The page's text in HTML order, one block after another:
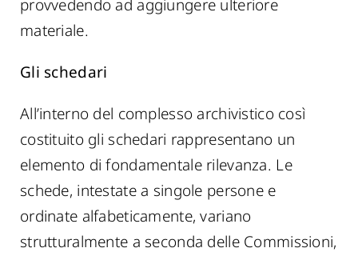
provvedendo ad aggiungere ulteriore
materiale.
Gli schedari
All’interno del complesso archivistico così
costituito gli schedari rappresentano un
elemento di fondamentale rilevanza. Le
schede, intestate a singole persone e
ordinate alfabeticamente, variano
strutturalmente a seconda delle Commissioni,